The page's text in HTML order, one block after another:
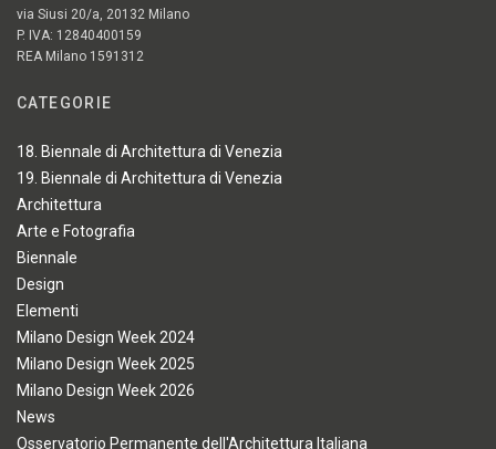
via Siusi 20/a, 20132 Milano
P. IVA: 12840400159
REA Milano 1591312
CATEGORIE
18. Biennale di Architettura di Venezia
19. Biennale di Architettura di Venezia
Architettura
Arte e Fotografia
Biennale
Design
Elementi
Milano Design Week 2024
Milano Design Week 2025
Milano Design Week 2026
News
Osservatorio Permanente dell'Architettura Italiana